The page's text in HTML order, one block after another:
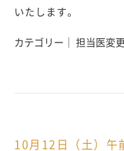
いたします。
カテゴリー｜ 担当医変
10月12日（土）午